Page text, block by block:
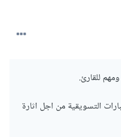
للقارئ.
التسويقية من اجل اثارة